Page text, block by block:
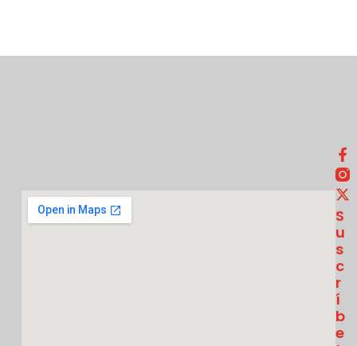
S
U
S
C
R
Í
B
E